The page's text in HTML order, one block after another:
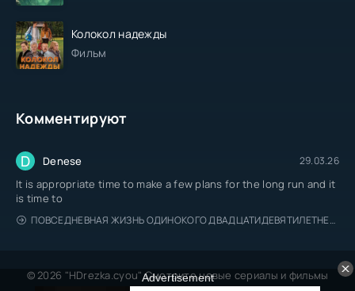
Колокол надежды
Фильм
Комментируют
D Denese 29.03.26
It is appropriate time to make a few plans for the long run and it
is time to
ПОВСЕДНЕВНАЯ ЖИЗНЬ ОДИНОКОГО ДВАДЦАТИДЕВЯТИЛЕТНЕГО АВАНТЮРИСТА
© 2026 "HDrezka.cyou" Смотрите новые сериалы и фильмы